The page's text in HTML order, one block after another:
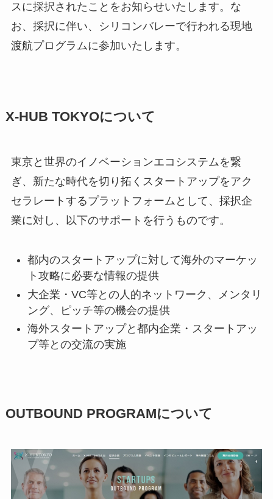
スに採択されたことをお知らせいたします。な
お、採択に伴い、シリコンバレーで行われる現地
渡航プログラムに参加いたします。
X-HUB TOKYOについて
東京と世界のイノベーションエコシステムを繋
ぎ、新たな時代を切り拓くスタートアップをアク
セラレートするプラットフォームとして、採択企
業に対し、以下のサポートを行うものです。
都内のスタートアップに対して海外のマーケッ
ト攻略に必要な情報の提供
大企業・VC等との人的ネットワーク、メンタリ
ング、ピッチ等の機会の提供
海外スタートアップと都内企業・スタートアッ
プ等との交流の実施
OUTBOUND PROGRAMについて